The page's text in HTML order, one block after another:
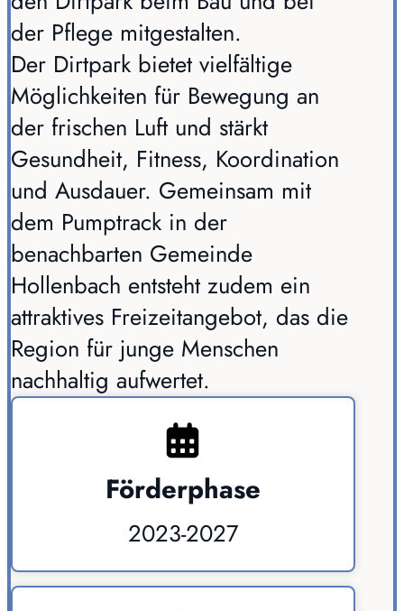
der Pflege mitgestalten.
Der Dirtpark bietet vielfältige
Möglichkeiten für Bewegung an
der frischen Luft und stärkt
Gesundheit, Fitness, Koordination
und Ausdauer. Gemeinsam mit
dem Pumptrack in der
benachbarten Gemeinde
Hollenbach entsteht zudem ein
attraktives Freizeitangebot, das die
Region für junge Menschen
nachhaltig aufwertet.
Förderphase
2023-2027